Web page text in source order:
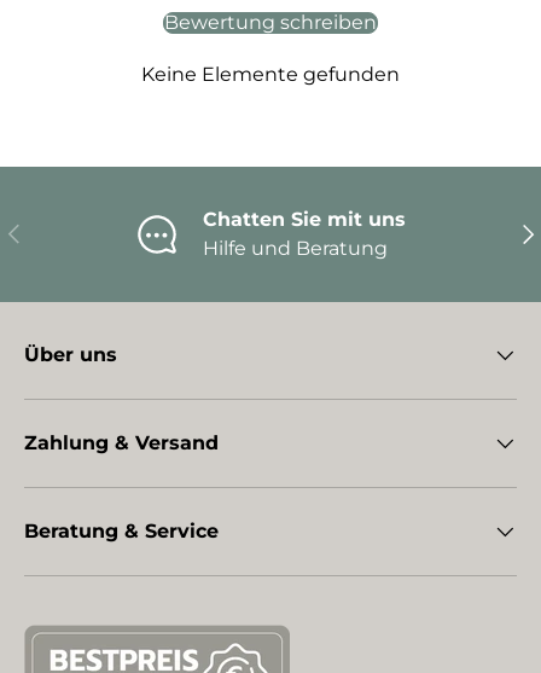
Bewertung schreiben
Keine Elemente gefunden
Vorherige
Chatten Sie mit uns
Hilfe und Beratung
Über uns
Zahlung & Versand
Beratung & Service